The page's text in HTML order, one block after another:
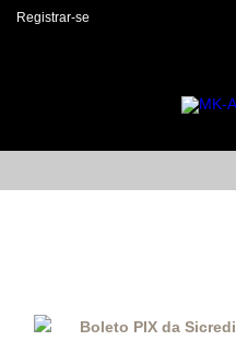
Registrar-se
Boleto PIX da Sicredi